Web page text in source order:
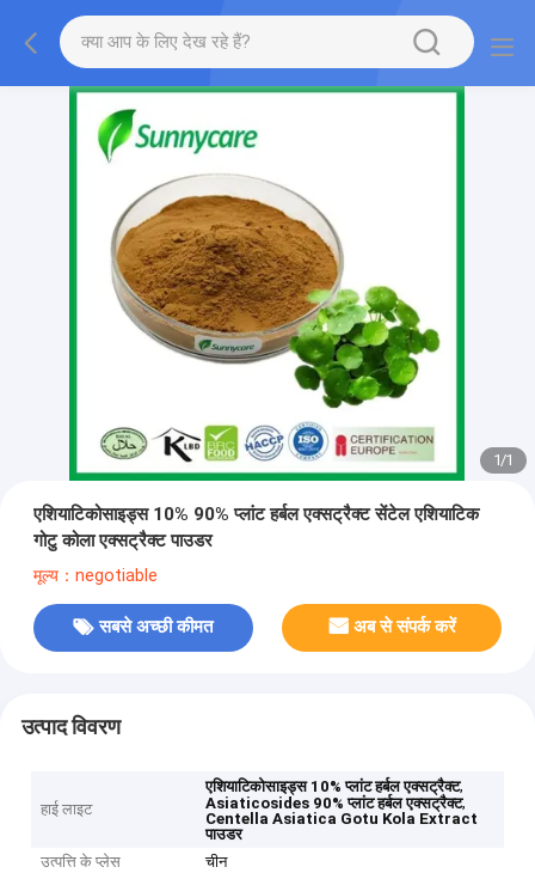
1/1
एशियाटिकोसाइड्स 10% 90% प्लांट हर्बल एक्सट्रैक्ट सेंटेल एशियाटिक
गोटु कोला एक्सट्रैक्ट पाउडर
मूल्य：negotiable
सबसे अच्छी कीमत अब से संपर्क करें
उत्पाद विवरण
हाई लाइट
एशियाटिकोसाइड्स 10% प्लांट हर्बल एक्सट्रैक्ट,
Asiaticosides 90% प्लांट हर्बल एक्सट्रैक्ट,
Centella Asiatica Gotu Kola Extract
पाउडर
उत्पत्ति के प्लेस
चीन